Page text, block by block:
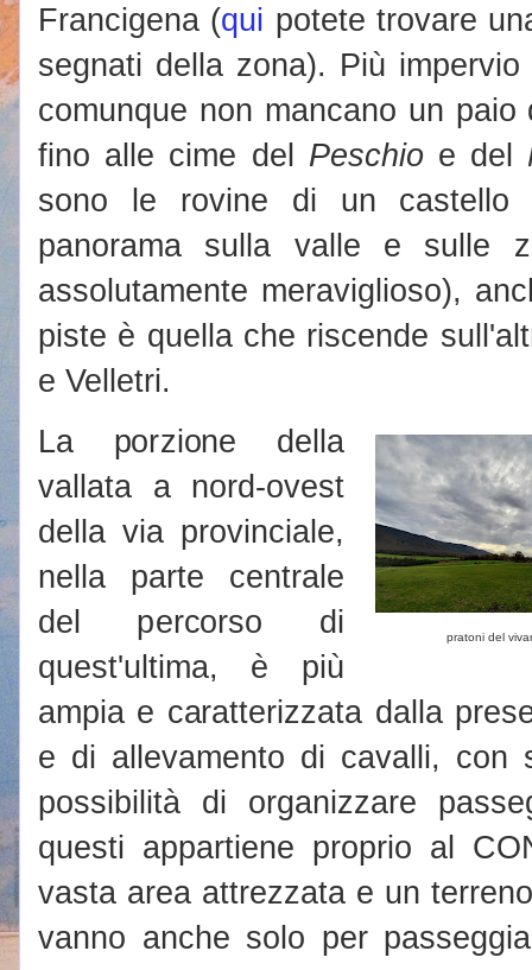
Francigena (qui potete trovare
segnati della zona). Più
comunque non mancano un
fino alle cime del Peschioe del
sono le rovine di un
panorama sulla valle e sulle
assolutamente meraviglioso),
piste è quella che riscende
e Velletri.
pratoni del
La porzione della
vallata a nord-ovest
della via provinciale,
nella parte centrale
del percorso di
quest'ultima, è più
ampia e caratterizzata dalla
e di allevamento di cavalli, con
possibilità di organizzare
questi appartiene proprio al
vasta area attrezzata e un
vanno anche solo per